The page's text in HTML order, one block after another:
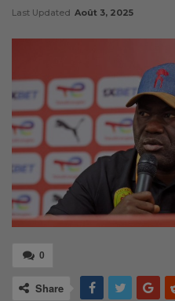
Last Updated Août 3, 2025
0
Share